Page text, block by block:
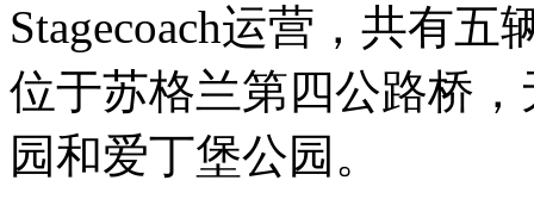
Stagecoach运营，共有
位于苏格兰第四公路桥
园和爱丁堡公园。